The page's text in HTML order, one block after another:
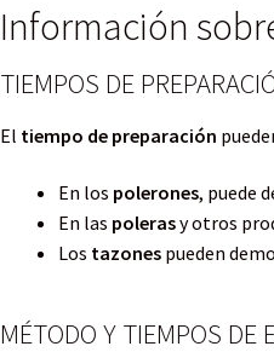
Información
TIEMPOS DE
El tiempo de preparación
En los polerones, puede
En las polerasy otros
Los tazones pueden
MÉTODO Y TIEMPOS DE